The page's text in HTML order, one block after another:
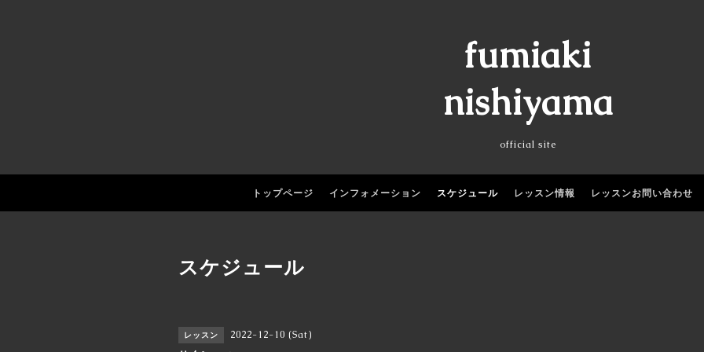
fumiaki
nishiyama
official site
トップページ インフォメーション スケジュール レッスン情報 レッスンお問い合わせ
スケジュール
レッスン 2022-12-10 (Sat)